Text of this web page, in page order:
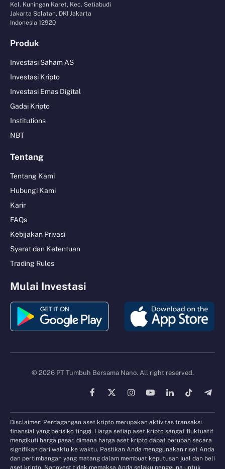
Kel. Kuningan Karet, Kec. Setiabudi
Jakarta Selatan, DKI Jakarta
Indonesia 12920
Produk
Investasi Saham AS
Investasi Kripto
Investasi Emas Digital
Gadai Kripto
Institutions
NBT
Tentang
Tentang Kami
Hubungi Kami
Karir
FAQs
Kebijakan Privasi
Syarat dan Ketentuan
Trading Rules
Mulai Investasi
© 2026 PT Tumbuh Bersama Nano. All right reserved.
Facebook
X
InstagramYouTubeLinkedInTikTok
Disclaimer: Perdagangan aset kripto merupakan aktivitas transaksi
finansial yang berisiko tinggi. Harga setiap aset kripto sangat fluktuatif
mengikuti harga pasar, dimana harga aset kripto dapat berubah secara
signifikan dari waktu ke waktu. Pastikan Anda menggunakan riset Anda
dan pertimbangan yang matang dalam membuat keputusan jual dan beli
aset kripto. Nanovest tidak memaksa Anda selaku pengguna untuk